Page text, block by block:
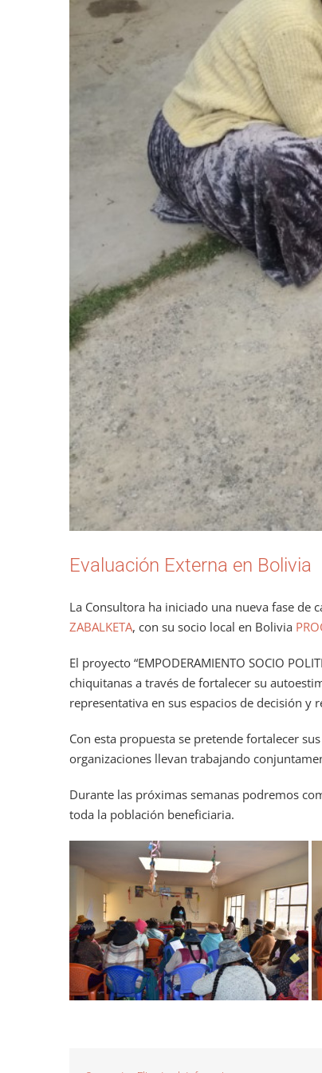
Evaluación Externa en Bolivia
La Consultora ha iniciado una nueva fase de
ZABALKETA, con su socio local en Bolivia
El proyecto “EMPODERAMIENTO SOCIO
chiquitanas a través de fortalecer su
representativa en sus espacios de decisión y
Con esta propuesta se pretende fortalecer
organizaciones llevan trabajando
Durante las próximas semanas podremos
toda la población beneficiaria.